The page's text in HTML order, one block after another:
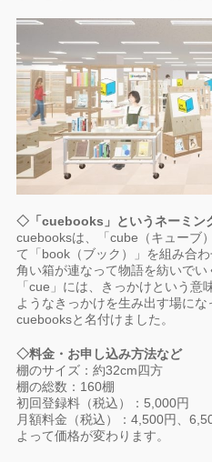
◇「cuebooks」というネーミン
cuebooksは、「cube（キューブ
て「book（ブック）」を組み合
角い箱が連なって物語を紡いでい
「cue」には、きっかけという
ようなきっかけを生み出す場にな
cuebooksと名付けました。
◇料金・お申し込み方法など
棚のサイズ：約32cm四方
棚の総数：160棚
初回登録料（税込）：5,000円
月額料金（税込）：4,500円、
よって価格が変わります。